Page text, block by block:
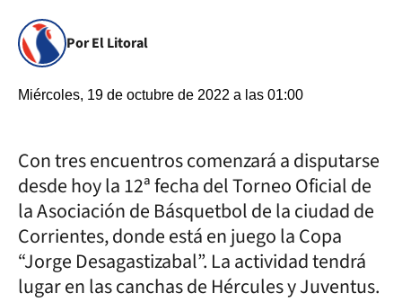
Por El Litoral
Miércoles, 19 de octubre de 2022 a las 01:00
Con tres encuentros comenzará a disputarse
desde hoy la 12ª fecha del Torneo Oficial de
la Asociación de Básquetbol de la ciudad de
Corrientes, donde está en juego la Copa
“Jorge Desagastizabal”. La actividad tendrá
lugar en las canchas de Hércules y Juventus.